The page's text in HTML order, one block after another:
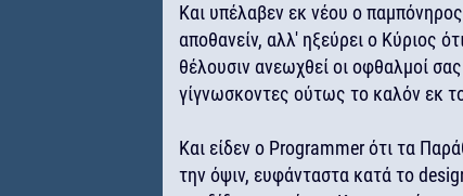
Και υπέλαβεν εκ νέου ο
αποθανείν, αλλ' ηξεύρει ο Κύριος
θέλουσιν ανεωχθεί οι οφθαλμοί
γίγνωσκοντες ούτως το καλόν εκ
Και είδεν ο Programmer ότι τα
την όψιν, ευφάνταστα κατά το